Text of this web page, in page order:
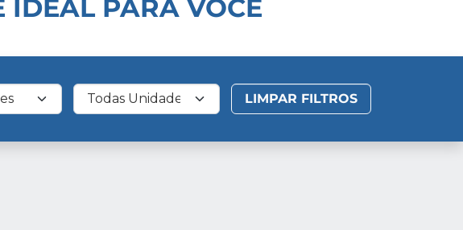
IDEAL PARA VOCÊ
Filtrar por Unidade